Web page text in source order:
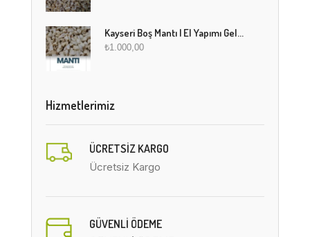
Kayseri Boş Mantı | El Yapımı Geleneksel Fırınlanmış Mantı
₺1.000,00
Hizmetlerimiz
ÜCRETSIZ KARGO
Ücretsiz Kargo
GÜVENLİ ÖDEME